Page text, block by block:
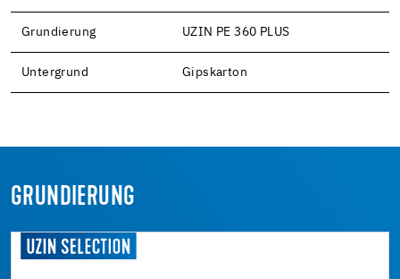
Grundierung UZIN PE 360 PLUS
Untergrund Gipskarton
GRUNDIERUNG